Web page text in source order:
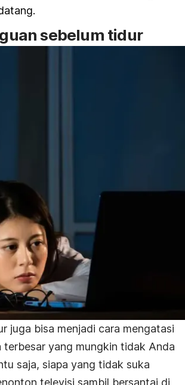
sebelum tidur
juga bisa menjadi cara mengatasi
yang mungkin tidak Anda
saja, siapa yang tidak suka
televisi sambil bersantai di